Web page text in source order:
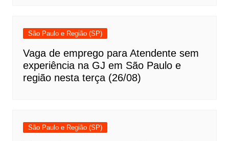
São Paulo e Região (SP)
Vaga de emprego para Atendente sem
experiência na GJ em São Paulo e
região nesta terça (26/08)
São Paulo e Região (SP)